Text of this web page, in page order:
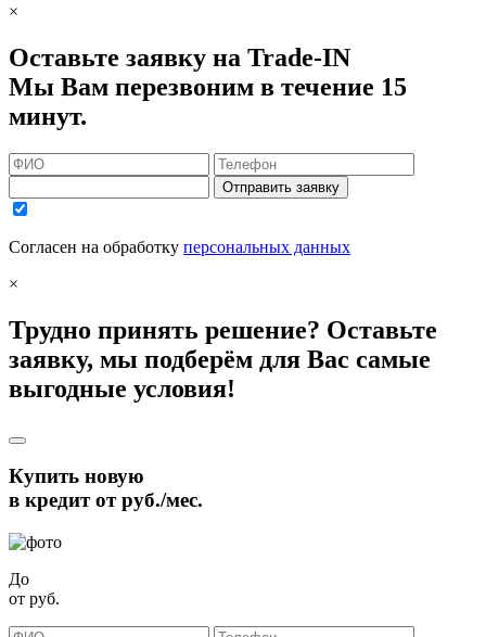
×
Оставьте заявку на Trade-IN
Мы Вам перезвоним в течение 15
минут.
Отправить заявку
Согласен на обработку персональных данных
×
Трудно принять решение? Оставьте
заявку, мы подберём для Вас самые
выгодные условия!
Купить новую
в кредит отруб./мес.
До
от руб.